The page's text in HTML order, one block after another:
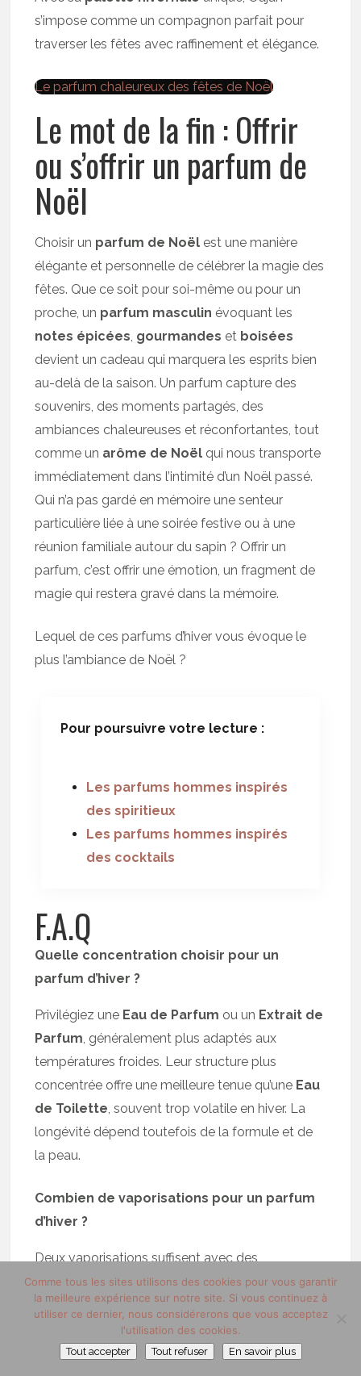
s’impose comme un compagnon parfait pour
traverser les fêtes avec raffinement et élégance.
Le parfum chaleureux des fêtes de Noël
Le mot de la fin : Offrir
ou s’offrir un parfum de
Noël
Choisir un parfum de Noël est une manière
élégante et personnelle de célébrer la magie des
fêtes. Que ce soit pour soi-même ou pour un
proche, un parfum masculin évoquant les
notes épicées gourmandes et boisées
devient un cadeau qui marquera les esprits bien
au-delà de la saison. Un parfum capture des
souvenirs, des moments partagés, des
ambiances chaleureuses et réconfortantes, tout
comme un arôme de Noël qui nous transporte
immédiatement dans l’intimité d’un Noël passé.
Qui n’a pas gardé en mémoire une senteur
particulière liée à une soirée festive ou à une
réunion familiale autour du sapin ? Offrir un
parfum, c’est offrir une émotion, un fragment de
magie qui restera gravé dans la mémoire.
Lequel de ces parfums d’hiver vous évoque le
plus l’ambiance de Noël ?
Pour poursuivre votre lecture :
Les parfums hommes inspirés
des spiritieux
Les parfums hommes inspirés
des cocktails
F.A.Q
Quelle concentration choisir pour un
parfum d’hiver ?
Privilégiez une Eau de Parfum ou un Extrait de
Parfum , généralement plus adaptés aux
températures froides. Leur structure plus
concentrée offre une meilleure tenue qu’une Eau
de Toilette , souvent trop volatile en hiver. La
longévité dépend toutefois de la formule et de
la peau.
Combien de vaporisations pour un parfum
d’hiver ?
Deux vaporisations suffisent avec des
compositions intenses. Une sur le cou, une sur le
torse ou les poignets. Le froid ralentit
l’évaporation : inutile de sur-doser. Un parfum
bien construit reste perceptible sans excès.
Comme tous les sites utilisons des cookies pour vous garantir
la meilleure expérience sur notre site. Si vous continuez à
utiliser ce dernier, nous considérerons que vous acceptez
l'utilisation des cookies.
Tout accepter Tout refuser En savoir plus